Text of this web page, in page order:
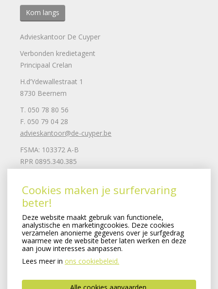
Kom langs
Advieskantoor De Cuyper
Verbonden kredietagent
Principaal Crelan
H.d’Ydewallestraat 1
8730 Beernem
T. 050 78 80 56
F. 050 79 04 28
advieskantoor@de-cuyper.be
FSMA: 103372 A-B
RPR 0895.340.385
Juridische informatie
Privacy clausule
Cookiebeleid
Remuneratiebeleid
SFDR-beleid
Verzekeringsondernemingen
Created by Insucommerce
Cookies maken je surfervaring
beter!
Deze website maakt gebruik van functionele,
analystische en marketingcookies. Deze cookies
verzamelen anonieme gegevens over je surfgedrag
waarmee we de website beter laten werken en deze
aan jouw interesses aanpassen.
Lees meer in ons cookiebeleid.